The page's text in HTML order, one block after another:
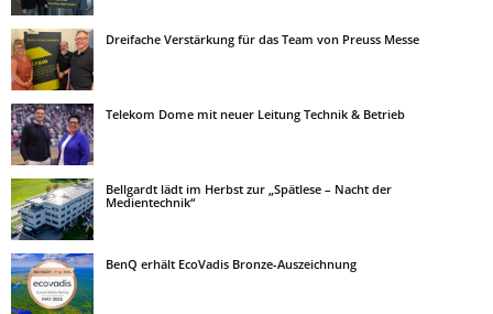
Dreifache Verstärkung für das Team von Preuss Messe
Telekom Dome mit neuer Leitung Technik & Betrieb
Bellgardt lädt im Herbst zur „Spätlese – Nacht der
Medientechnik“
BenQ erhält EcoVadis Bronze-Auszeichnung